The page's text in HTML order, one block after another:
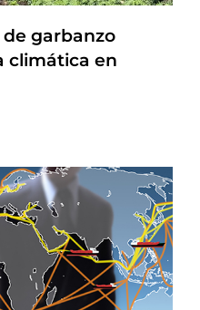
garbanzo
climática en